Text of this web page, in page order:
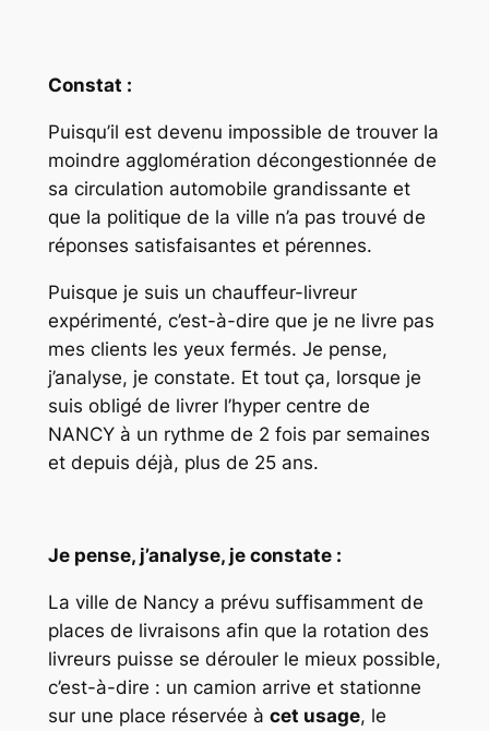
Constat :
Puisqu’il est devenu impossible de trouver la
moindre agglomération décongestionnée de
sa circulation automobile grandissante et
que la politique de la ville n’a pas trouvé de
réponses satisfaisantes et pérennes.
Puisque je suis un chauffeur-livreur
expérimenté, c’est-à-dire que je ne livre pas
mes clients les yeux fermés. Je pense,
j’analyse, je constate. Et tout ça, lorsque je
suis obligé de livrer l’hyper centre de
NANCY à un rythme de 2 fois par semaines
et depuis déjà, plus de 25 ans.
Je pense, j’analyse, je constate :
La ville de Nancy a prévu suffisamment de
places de livraisons afin que la rotation des
livreurs puisse se dérouler le mieux possible,
c’est-à-dire : un camion arrive et stationne
sur une place réservée à cet usage, le